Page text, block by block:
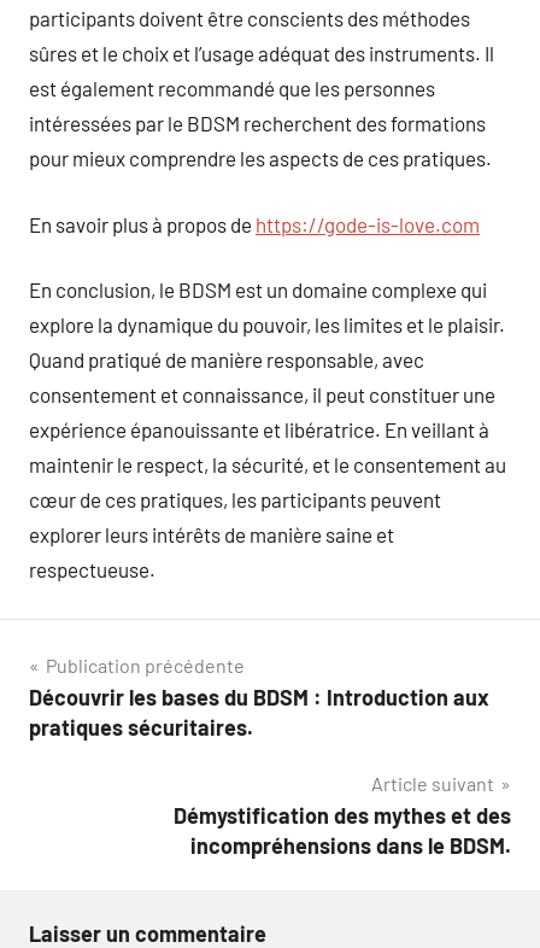
participants doivent être conscients des méthodes
sûres et le choix et l’usage adéquat des instruments. Il
est également recommandé que les personnes
intéressées par le BDSM recherchent des formations
pour mieux comprendre les aspects de ces pratiques.
En savoir plus à propos de https://gode-is-love.com
En conclusion, le BDSM est un domaine complexe qui
explore la dynamique du pouvoir, les limites et le plaisir.
Quand pratiqué de manière responsable, avec
consentement et connaissance, il peut constituer une
expérience épanouissante et libératrice. En veillant à
maintenir le respect, la sécurité, et le consentement au
cœur de ces pratiques, les participants peuvent
explorer leurs intérêts de manière saine et
respectueuse.
Navigation
de
Publication précédente
Découvrir les bases du BDSM : Introduction aux
pratiques sécuritaires.
Article suivant
Démystification des mythes et des
incompréhensions dans le BDSM.
Laisser un commentaire